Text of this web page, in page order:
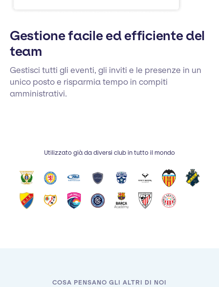
Gestione facile ed efficiente del
team
Gestisci tutti gli eventi, gli inviti e le presenze in un
unico posto e risparmia tempo in compiti
amministrativi.
Utilizzato già da diversi club in tutto il mondo
COSA PENSANO GLI ALTRI DI NOI